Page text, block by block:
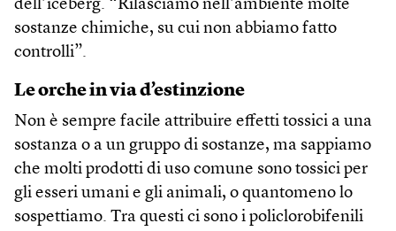
dell’iceberg. “Rilasciamo nell’ambiente molte
sostanze chimiche, su cui non abbiamo fatto
controlli”.
Le orche in via d’estinzione
Non è sempre facile attribuire effetti tossici a una
sostanza o a un gruppo di sostanze, ma sappiamo
che molti prodotti di uso comune sono tossici per
gli esseri umani e gli animali, o quantomeno lo
sospettiamo. Tra questi ci sono i policlorobifenili